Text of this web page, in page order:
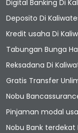
Digital Banking Di
Deposito Di
Kredit usaha Di
Tabungan Bunga
Reksadana Di
Gratis Transfer
Nobu
Pinjaman modal
Nobu Bank terdekat